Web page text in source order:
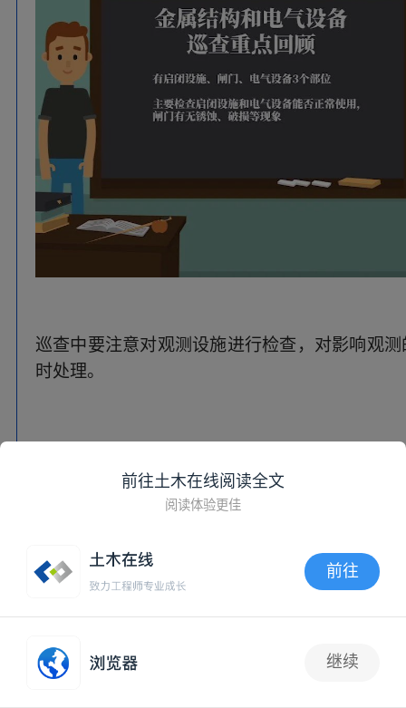
巡查中要注意对观测设施进行检查，对影响观
时处理。
巡查频次也要与天气变化相结合，日常巡查次
每日一次，高水位要求管护人员24小时在岗。
况，如工程出现异常迹象或发生暴雨、大洪
数。
前往土木在线阅读全文
阅读体验更佳
前往
继续